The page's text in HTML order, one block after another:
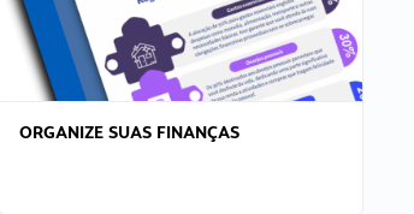
ORGANIZE SUAS FINANÇAS